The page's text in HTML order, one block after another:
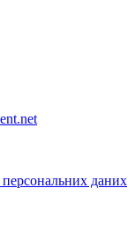
персональних даних